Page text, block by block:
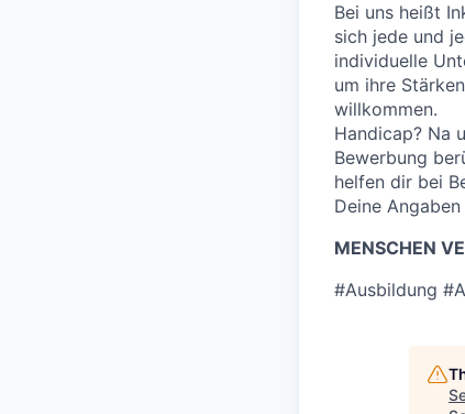
Bei uns heißt
sich jede und
individuelle
um ihre
willkommen.
Handicap? Na
Bewerbung
helfen dir bei
Deine
MENSCHEN
#Ausbildung